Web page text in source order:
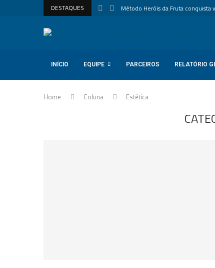
DESTAQUES Método Heróis da Fruta conquista
INÍCIO EQUIPE PARCEIROS RELATÓRIO
Home Coluna Estética